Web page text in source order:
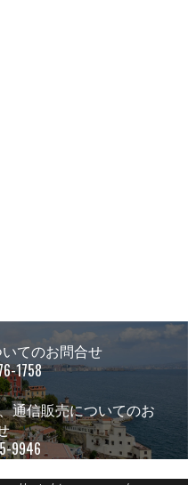
てのお問合せ
1758
通信販売についてのお
9946